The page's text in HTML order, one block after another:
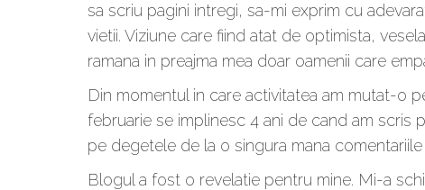
sa scriu pagini intregi, sa-mi exprim cu
vietii. Viziune care fiind atat de optimista,
ramana in preajma mea doar oamenii care
Din momentul in care activitatea am mutat-o
februarie se implinesc 4 ani de cand am scris
pe degetele de la o singura mana
Blogul a fost o revelatie pentru mine. Mi-a